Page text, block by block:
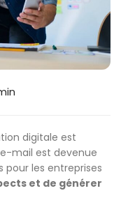
digitale est
mail est devenue
pour les entreprises
et de générer